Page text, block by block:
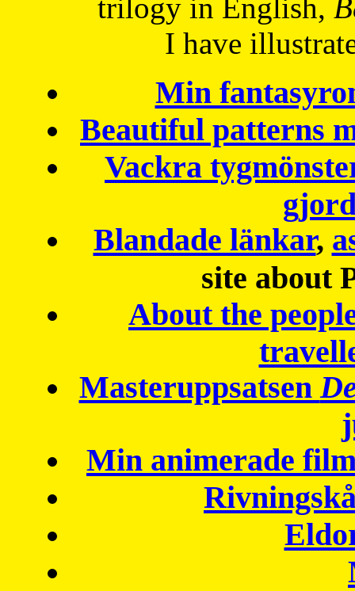
trilogy in English,
I have
Min
Beautiful patterns
Vackra
Blandade länkar,
site about
About the
Masteruppsatsen
Min animerade